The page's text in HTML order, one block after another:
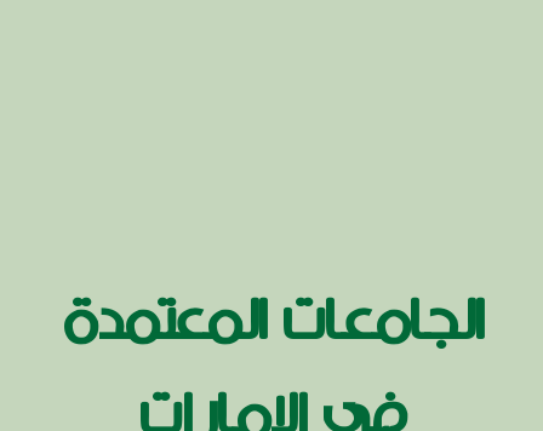
الجامعات المعتمدة
في الامارات